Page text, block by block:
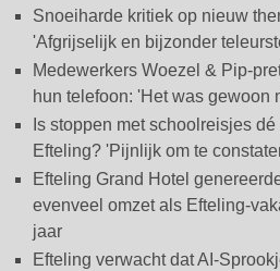
Snoeiharde kritiek op nieuw
'Afgrijselijk en bijzonder
Medewerkers Woezel & Pip-
hun telefoon: 'Het was gewoon
Is stoppen met schoolreisjes
Efteling? 'Pijnlijk om te
Efteling Grand Hotel
evenveel omzet als Efteling-
jaar
Efteling verwacht dat AI-